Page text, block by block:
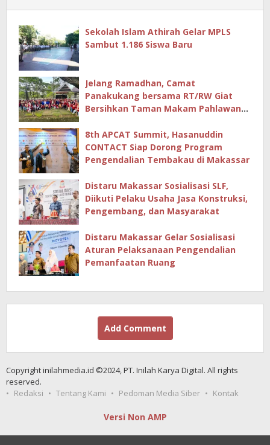
Sekolah Islam Athirah Gelar MPLS
Sambut 1.186 Siswa Baru
Jelang Ramadhan, Camat
Panakukang bersama RT/RW Giat
Bersihkan Taman Makam Pahlawan
8th APCAT Summit, Hasanuddin
CONTACT Siap Dorong Program
Pengendalian Tembakau di Makassar
Distaru Makassar Sosialisasi SLF,
Diikuti Pelaku Usaha Jasa Konstruksi,
Pengembang, dan Masyarakat
Distaru Makassar Gelar Sosialisasi
Aturan Pelaksanaan Pengendalian
Pemanfaatan Ruang
Add Comment
Copyright inilahmedia.id ©2024, PT. Inilah Karya Digital. All rights
reserved.
Redaksi
Tentang Kami Pedoman Media Siber Kontak
Versi Non AMP